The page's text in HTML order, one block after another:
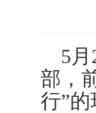
5月
部，
行”